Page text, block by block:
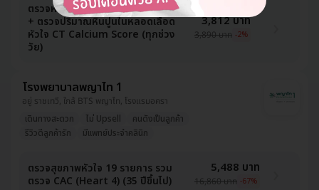
ตรวจหัวใจด้วยคลื่นความถี่สูง ECHO
+ ตรวจปริมาณหินปูนในหลอดเลือด
หัวใจ CT Calcium Score (ทุกช่วง
วัย)
3,812 บาท
3,890 บาท -2%
โรงพยาบาลพญาไท 1
อยู่ ราชเทวี, ใกล้ BTS พญาไท, โรงแรมอครา
เดินทางสะดวก
ไม่ Upsell
คนดังเป็นลูกค้า
รีวิวดีลูกค้ารัก
มีแพทย์ประจำคลินิก
ตรวจสุขภาพหัวใจ 19 รายการ รวม
ตรวจ CAC (Heart 4) (35 ปีขึ้นไป)
5,488 บาท
16,860 บาท -67%